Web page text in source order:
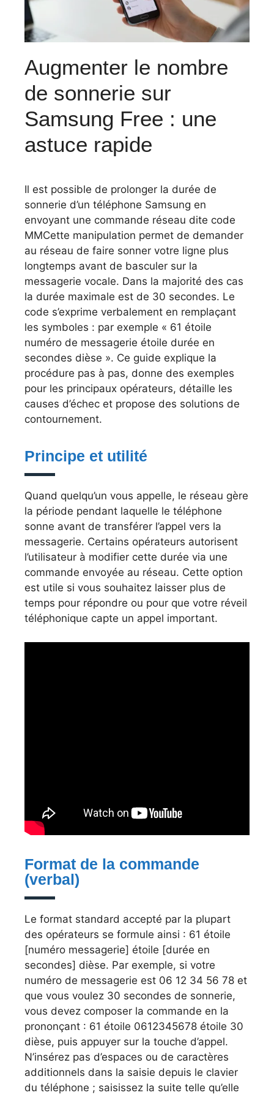
Augmenter le nombre
de sonnerie sur
Samsung Free : une
astuce rapide
Il est possible de prolonger la durée de
sonnerie d’un téléphone Samsung en
envoyant une commande réseau dite code
MMCette manipulation permet de demander
au réseau de faire sonner votre ligne plus
longtemps avant de basculer sur la
messagerie vocale. Dans la majorité des cas
la durée maximale est de 30 secondes. Le
code s’exprime verbalement en remplaçant
les symboles : par exemple « 61 étoile
numéro de messagerie étoile durée en
secondes dièse ». Ce guide explique la
procédure pas à pas, donne des exemples
pour les principaux opérateurs, détaille les
causes d’échec et propose des solutions de
contournement.
Principe et utilité
Quand quelqu’un vous appelle, le réseau gère
la période pendant laquelle le téléphone
sonne avant de transférer l’appel vers la
messagerie. Certains opérateurs autorisent
l’utilisateur à modifier cette durée via une
commande envoyée au réseau. Cette option
est utile si vous souhaitez laisser plus de
temps pour répondre ou pour que votre réveil
téléphonique capte un appel important.
Format de la commande
(verbal)
Le format standard accepté par la plupart
des opérateurs se formule ainsi : 61 étoile
[numéro messagerie] étoile [durée en
secondes] dièse. Par exemple, si votre
numéro de messagerie est 06 12 34 56 78 et
que vous voulez 30 secondes de sonnerie,
vous devez composer la commande en la
prononçant : 61 étoile 0612345678 étoile 30
dièse, puis appuyer sur la touche d’appel.
N’insérez pas d’espaces ou de caractères
additionnels dans la saisie depuis le clavier
du téléphone ; saisissez la suite telle qu’elle